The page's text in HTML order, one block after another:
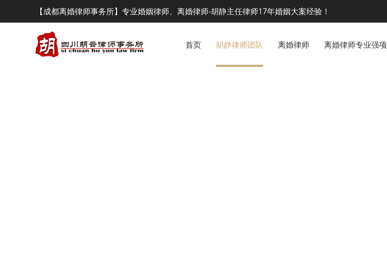
【成都离婚律师事务所】专业婚姻律师、离婚律师-胡静主任律师17年婚姻大案经验！
首页 胡静律师团队 离婚律师 离婚律师专业强项